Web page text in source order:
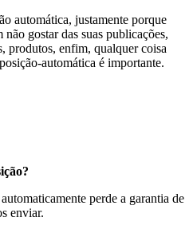
automática, justamente porque
gostar das suas publicações,
produtos, enfim, qualquer coisa
automática é importante.
perde a garantia de
enviar.